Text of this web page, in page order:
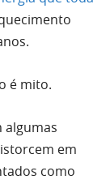
é mito.
algumas
em
como